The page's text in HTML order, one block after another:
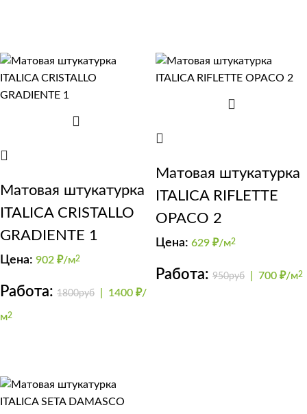
Матовая штукатурка
ITALICA CRISTALLO
GRADIENTE 1
Цена: 902 ₽/м2
Работа: 1800руб 1400 ₽/
м2
Матовая штукатурка
ITALICA RIFLETTE
OPACO 2
Цена: 629 ₽/м2
Работа: 950руб 700 ₽/м2